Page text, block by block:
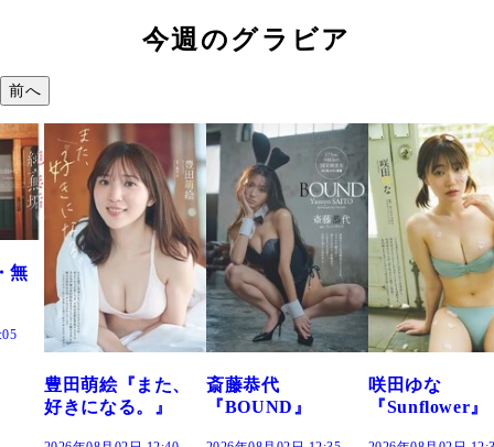
今週のグラビア
前へ
斎藤恭代
『BOUND』
咲田ゆな
『Sunflower』
藤水咲桜『花
だまり』